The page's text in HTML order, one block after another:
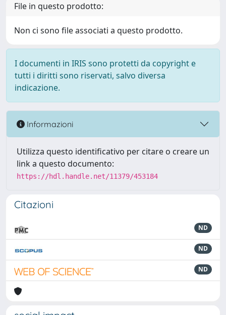
File in questo prodotto:
Non ci sono file associati a questo prodotto.
I documenti in IRIS sono protetti da copyright e
tutti i diritti sono riservati, salvo diversa
indicazione.
Informazioni
Utilizza questo identificativo per citare o creare un
link a questo documento:
https://hdl.handle.net/11379/453184
Citazioni
ND
ND
ND